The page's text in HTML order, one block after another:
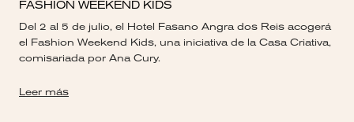
FASHION WEEKEND KIDS
Del 2 al 5 de julio, el Hotel Fasano Angra dos Reis acogerá
el Fashion Weekend Kids, una iniciativa de la Casa Criativa,
comisariada por Ana Cury.
Leer más